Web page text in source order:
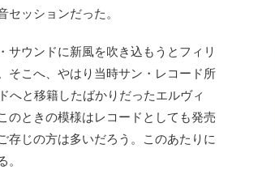
ッションだった。
サウンドに新風を吹き込もうとフィリ
そこへ、やはり当時サン・レコード所
へと移籍したばかりだったエルヴィ
のときの模様はレコードとしても発売
存じの方は多いだろう。このあたりに